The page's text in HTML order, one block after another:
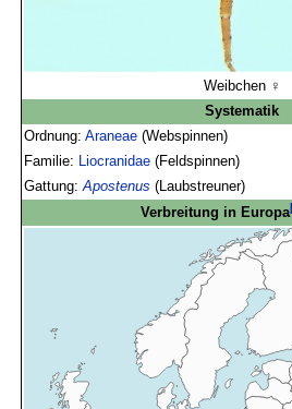
Weibchen ♀
Systematik
Ordnung:Araneae (Webspinnen)
Familie:
Liocranidae (Feldspinnen)
Gattung:Apostenus (Laubstreuner)
Verbreitung in Europa